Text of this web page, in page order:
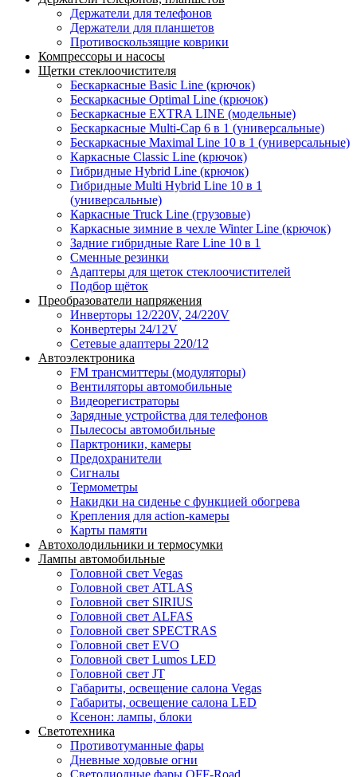
Держатели для телефонов
Держатели для планшетов
Противоскользящие коврики
Компрессоры и насосы
Щетки стеклоочистителя
Бескаркасные Basic Line (крючок)
Бескаркасные Optimal Line (крючок)
Бескаркасные EXTRA LINE (модельные)
Бескаркасные Multi-Cap 6 в 1 (универсальные)
Бескаркасные Maximal Line 10 в 1 (универсальные)
Каркасные Classic Line (крючок)
Гибридные Hybrid Line (крючок)
Гибридные Multi Hybrid Line 10 в 1
(универсальные)
Каркасные Truck Line (грузовые)
Каркасные зимние в чехле Winter Line (крючок)
Задние гибридные Rare Line 10 в 1
Сменные резинки
Адаптеры для щеток стеклоочистителей
Подбор щёток
Преобразователи напряжения
Инверторы 12/220V, 24/220V
Конвертеры 24/12V
Сетевые адаптеры 220/12
Автоэлектроника
FM трансмиттеры (модуляторы)
Вентиляторы автомобильные
Видеорегистраторы
Зарядные устройства для телефонов
Пылесосы автомобильные
Парктроники, камеры
Предохранители
Сигналы
Термометры
Накидки на сиденье с функцией обогрева
Крепления для action-камеры
Карты памяти
Автохолодильники и термосумки
Лампы автомобильные
Головной свет Vegas
Головной свет ATLAS
Головной свет SIRIUS
Головной свет ALFAS
Головной свет SPECTRAS
Головной свет EVO
Головной свет Lumos LED
Головной свет JT
Габариты, освещение салона Vegas
Габариты, освещение салона LED
Ксенон: лампы, блоки
Светотехника
Противотуманные фары
Дневные ходовые огни
Светодиодные фары OFF-Road